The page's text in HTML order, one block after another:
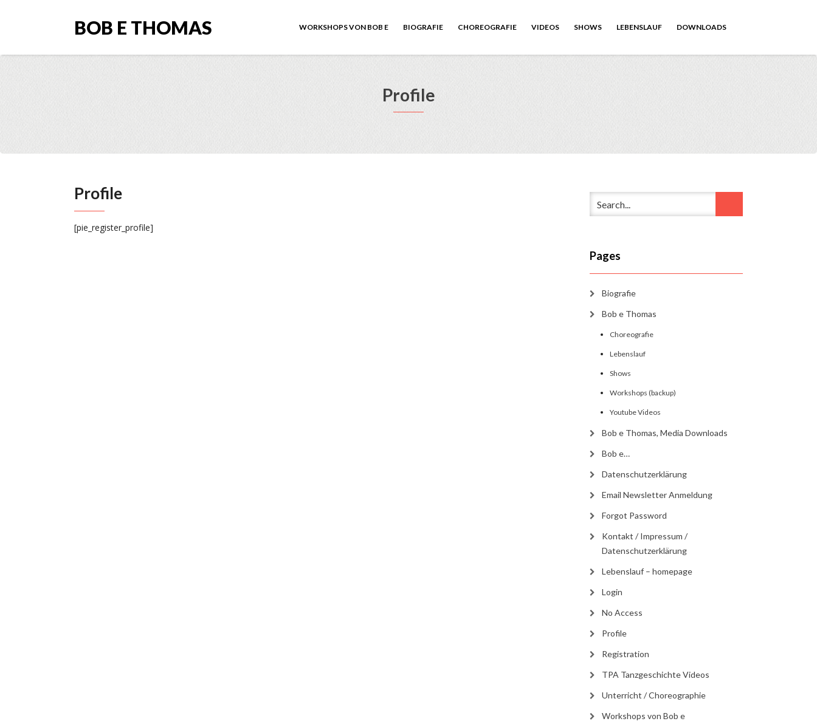
BOB E THOMAS WORKSHOPS VON BOB E BIOGRAFIE CHOREOGRAFIE VIDEOS SHOWS LEBENSLAUF DOWNLOADS
Profile
Profile
[pie_register_profile]
Pages
Biografie
Bob e Thomas
Choreografie
Lebenslauf
Shows
Workshops (backup)
Youtube Videos
Bob e Thomas, Media Downloads
Bob e…
Datenschutzerklärung
Email Newsletter Anmeldung
Forgot Password
Kontakt / Impressum /
Datenschutzerklärung
Lebenslauf – homepage
Login
No Access
Profile
Registration
TPA Tanzgeschichte Videos
Unterricht / Choreographie
Workshops von Bob e